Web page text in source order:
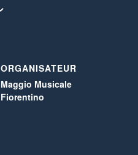
ORGANISATEUR
Maggio Musicale
Fiorentino